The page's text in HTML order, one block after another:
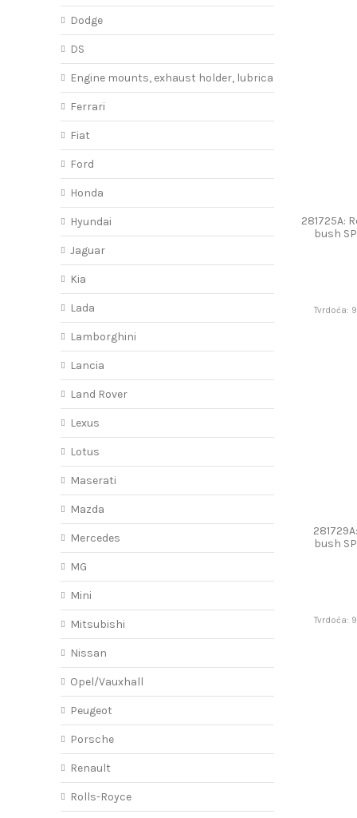
281725A:
bush
Tvrdoća:
bush
Tvrdoća:
Dodge
DS
Engine mounts, exhaust holder, lubricant
Ferrari
Fiat
Ford
Honda
Hyundai
Jaguar
Kia
Lada
Lamborghini
Lancia
Land Rover
Lexus
Lotus
Maserati
Mazda
Mercedes
MG
Mini
Mitsubishi
Nissan
Opel/Vauxhall
Peugeot
Porsche
Renault
Rolls-Royce